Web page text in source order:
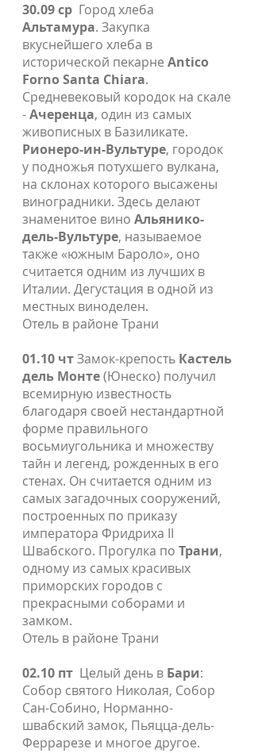
30.09 ср Город хлеба
Альтамура. Закупка
вкуснейшего хлеба в
исторической пекарне Antico
Forno Santa Chiara.
Средневековый кородок на скале
-Ачеренца, один из самых
живописных в Базиликате.
Рионеро-ин-Вультуре, городок
у подножья потухшего вулкана,
на склонах которого высажены
виноградники. Здесь делают
знаменитое вино Альянико-
дель-Вультуре, называемое
также «южным Бароло», оно
считается одним из лучших в
Италии. Дегустация в одной из
местных виноделен.
Отель в районе Трани
01.10 чтЗамок-крепость Кастель
дель Монте(Юнеско) получил
всемирную известность
благодаря своей нестандартной
форме правильного
восьмиугольника и множеству
тайн и легенд, рожденных в его
стенах. Он считается одним из
самых загадочных сооружений,
построенных по приказу
императора Фридриха II
Швабского. Прогулка по Трани,
одному из самых красивых
приморских городов с
прекрасными соборами и
замком.
Отель в районе Трани
02.10 пт Целый день в Бари:
Собор святого Николая, Собор
Сан-Собино, Норманно-
швабский замок, Пьяцца-дель-
Феррарезе и многое другое.